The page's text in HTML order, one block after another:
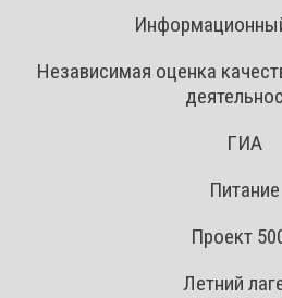
Независимая оценка
ГИА
Питание
Проект
Летний